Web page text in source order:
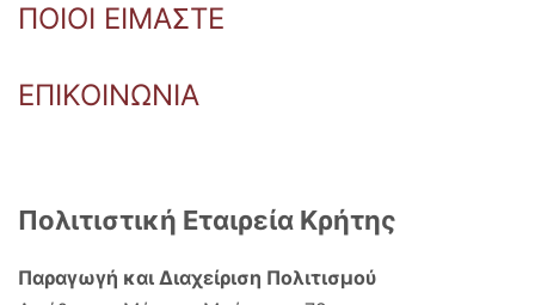
ΠΟΙΟΙ ΕΙΜΑΣΤΕ
ΕΠΙΚΟΙΝΩΝΙΑ
Πολιτιστική Εταιρεία Κρήτης
Παραγωγή και Διαχείριση Πολιτισμού